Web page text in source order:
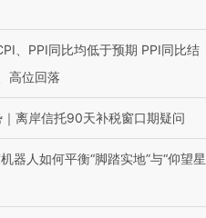
、PPI同比均低于预期 PPI同比结
高位回落
｜离岸信托90天补税窗口期疑问
器人如何平衡“脚踏实地”与“仰望星